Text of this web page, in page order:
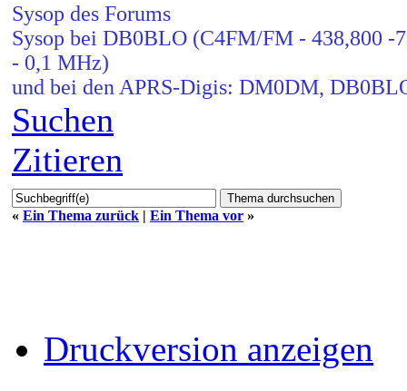
Sysop des Forums
Sysop bei DB0BLO (C4FM/FM - 438,800
- 0,1 MHz)
und bei den APRS-Digis: DM0DM,
Suchen
Zitieren
« Ein Thema zurück | Ein Thema vor »
Druckversion anzeigen